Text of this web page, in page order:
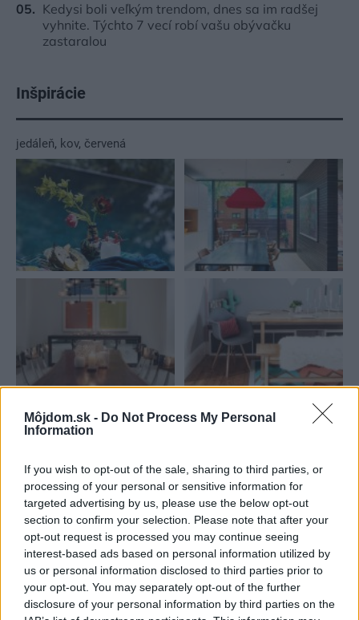
Môjdom.sk - Do Not Process My Personal
Information
If you wish to opt-out of the sale, sharing to third parties, or
processing of your personal or sensitive information for
targeted advertising by us, please use the below opt-out
section to confirm your selection. Please note that after your
opt-out request is processed you may continue seeing
interest-based ads based on personal information utilized by
us or personal information disclosed to third parties prior to
your opt-out. You may separately opt-out of the further
disclosure of your personal information by third parties on the
Kedysi boli veľkým trendom, dnes sa im radšej
vyhnite. Týchto 7 vecí robí vašu obývačku
zastaralou
Inšpirácie
jedáleň, kov, červená
Re: Takto sa rieši málo úložného miesta. V tomto byte
stačil jeden prvok | Môjdom.sk
My napríklad labky utierame hneď pri dverách a doma pred dvere
používame tyčový ETA Terier…
Re: Takto sa rieši málo úložného miesta. V tomto byte
stačil jeden prvok | Môjdom.sk
Dizajn je to nádherný, tá brezová preglejka a čisté línie vyzerajú super.
Ale vždy, keď…